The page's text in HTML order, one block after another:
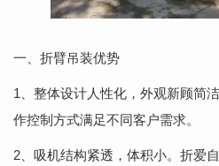
一、折臂吊装优势
1、整体设计人性化，外观新顾简
作控制方式满足不同客户需求。
2、吸机结构紧透，体积小。折爱